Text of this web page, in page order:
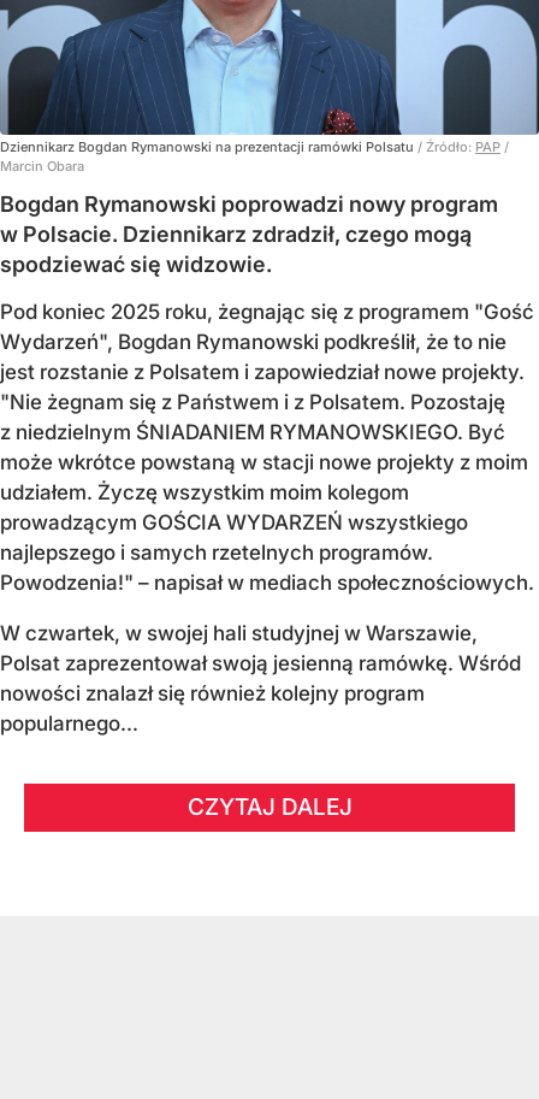
Dziennikarz Bogdan Rymanowski na prezentacji ramówki Polsatu / Źródło: PAP /
Marcin Obara
Bogdan Rymanowski poprowadzi nowy program
w Polsacie. Dziennikarz zdradził, czego mogą
spodziewać się widzowie.
Pod koniec 2025 roku, żegnając się z programem "Gość
Wydarzeń", Bogdan Rymanowski podkreślił, że to nie
jest rozstanie z Polsatem i zapowiedział nowe projekty.
"Nie żegnam się z Państwem i z Polsatem. Pozostaję
z niedzielnym ŚNIADANIEM RYMANOWSKIEGO. Być
może wkrótce powstaną w stacji nowe projekty z moim
udziałem. Życzę wszystkim moim kolegom
prowadzącym GOŚCIA WYDARZEŃ wszystkiego
najlepszego i samych rzetelnych programów.
Powodzenia!" – napisał w mediach społecznościowych.
W czwartek, w swojej hali studyjnej w Warszawie,
Polsat zaprezentował swoją jesienną ramówkę. Wśród
nowości znalazł się również kolejny program
popularnego...
CZYTAJ DALEJ